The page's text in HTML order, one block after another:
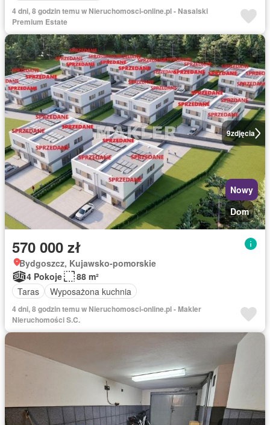
4 dni, 8 godzin temu w Nieruchomosci-online.pl - Nasalski
Premium Estate
9zdjęcia
Nowy
Dom
570 000 zł
Bydgoszcz, Kujawsko-pomorskie
4 Pokoje
88 m²
Taras
Wyposażona kuchnia
4 dni, 8 godzin temu w Nieruchomosci-online.pl - Makler
Nieruchomości S.C.